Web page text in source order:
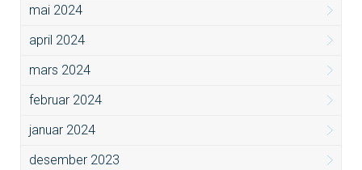
mai 2024
april 2024
mars 2024
februar 2024
januar 2024
desember 2023